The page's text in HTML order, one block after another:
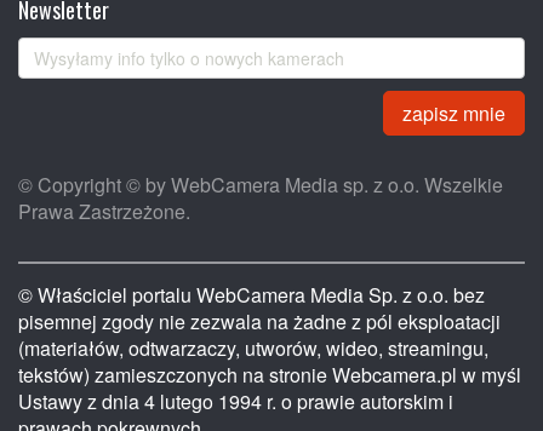
Newsletter
zapisz mnie
© Copyright © by WebCamera Media sp. z o.o. Wszelkie
Prawa Zastrzeżone.
© Właściciel portalu WebCamera Media Sp. z o.o. bez
pisemnej zgody nie zezwala na żadne z pól eksploatacji
(materiałów, odtwarzaczy, utworów, wideo, streamingu,
tekstów) zamieszczonych na stronie Webcamera.pl w myśl
Ustawy z dnia 4 lutego 1994 r. o prawie autorskim i